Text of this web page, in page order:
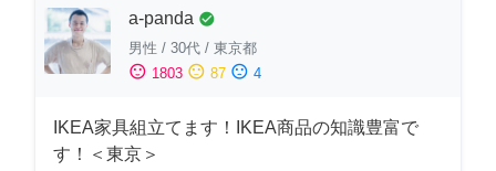
a-panda check_circle
男性 / 30代 / 東京都
sentiment_satisfied 1803 sentiment_neutral 87 sentiment_dissatisfied 4
IKEA家具組立てます！IKEA商品の知識豊富で
す！＜東京＞